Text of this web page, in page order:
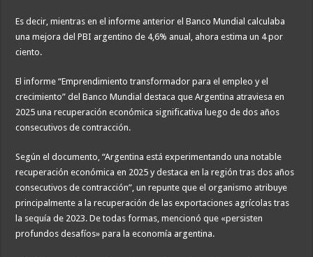
Es decir, mientras en el informe anterior el Banco Mundial calculaba
una mejora del PBI argentino de 4,6% anual, ahora estima un 4 por
ciento.
El informe “Emprendimiento transformador para el empleo y el
crecimiento” del Banco Mundial destaca que Argentina atraviesa en
2025 una recuperación económica significativa luego de dos años
consecutivos de contracción.
Según el documento, “Argentina está experimentando una notable
recuperación económica en 2025 y destaca en la región tras dos años
consecutivos de contracción”, un repunte que el organismo atribuye
principalmente a la recuperación de las exportaciones agrícolas tras
la sequía de 2023. De todas formas, mencionó que «persisten
profundos desafíos» para la economía argentina.